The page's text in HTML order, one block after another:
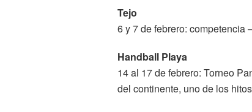
Tejo
6 y 7 de febrero: competencia
Handball Playa
14 al 17 de febrero: Torneo
del continente, uno de los